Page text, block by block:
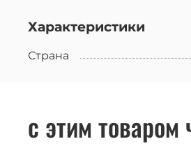
Характеристики
Страна
с этим товаром